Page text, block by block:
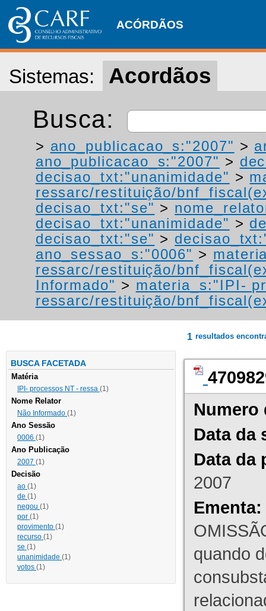
ACÓRDÃOS
Sistemas: Acordãos
Busca:
> ano_publicacao_s:"2007" >
ano_publicacao_s:"2007" >
decisao_txt:"unanimidade" >
ressarc/restituição/
decisao_txt:"se" >
decisao_txt:"unanimidade" >
decisao_txt:"se" >
ano_sessao_s:"0006" >
ressarc/restituição/
Informado" > materia_s:"IPI-
ressarc/restituição/
BUSCA FACETADA
Matéria
IPI- processos NT - ressa (1)
Nome Relator
Não Informado (1)
Ano Sessão
0006 (1)
Ano Publicação
2007 (1)
Decisão
ao (1)
de (1)
negou (1)
por (1)
provimento (1)
recurso (1)
se (1)
unanimidade (1)
votos (1)
1 resultados
Numero
Data da
Data da
2007
Ementa:
quando